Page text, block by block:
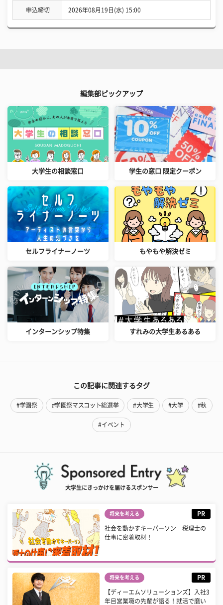
申込締切 2026年08月19日(水) 15:00
編集部ピックアップ
大学生の相談窓口 学生の窓口 限定クーポン
セルフライナーノーツ もやもや解決ゼミ
インターンシップ特集 すれみの大学生あるある
この記事に関連するタグ
#学園祭 #学園祭マスコット総選挙 #大学生 #大学 #秋
#イベント
大学生にきっかけを届けるスポンサー
将来を考える PR
社会を動かすキーパーソン 税理士の
仕事に密着取材！
将来を考える PR
【ディーエムソリューションズ】入社3
年目営業職の先輩が語る！就活で磨い